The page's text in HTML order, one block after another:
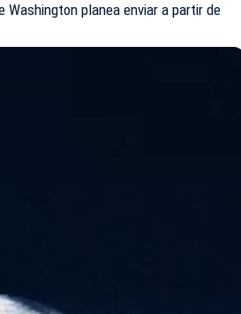
planea enviar a partir de